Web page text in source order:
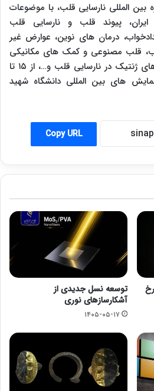
بین المللی نارسایی قلب، با موضوعات
پیوند قلب و نارسایی قلب
درمان های نوین، عوارض غیر
قلب مصنوعی و کمک های مکانیکی
قلب، آمبولی قلب، بیماری های ژنتیک در نارسایی قلب و…، از ۱۵ تا
۹۵ در مر همایش های بین المللی دانشگاه شهید
Copy URL
اوت رخ
توسعه نسل جدیدی از
آشکارسازهای نوری
۱۴۰۵-۰۵-۱۷